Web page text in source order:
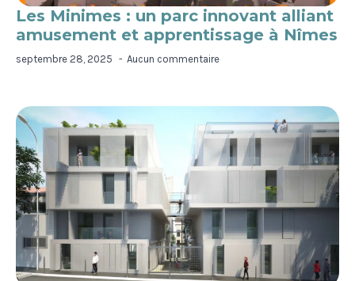
Les Minimes : un parc innovant alliant
amusement et apprentissage à Nîmes
septembre 28, 2025 Aucun commentaire